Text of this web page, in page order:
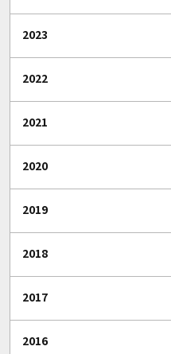
2023
2022
2021
2020
2019
2018
2017
2016